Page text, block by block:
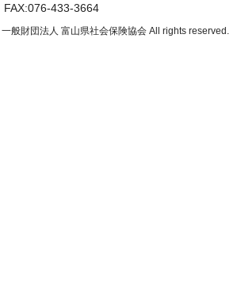
433-3664
般財団法人 富山県社会保険協会 All rights reserved.